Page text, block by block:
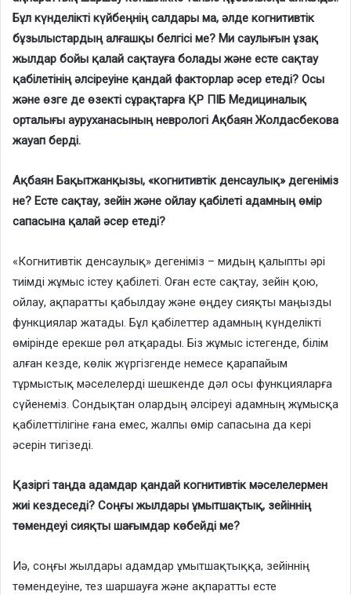
Бұл күнделікті күйбеңнің салдары ма, әлде когнитивтік
бұзылыстардың алғашқы белгісі ме? Ми саулығын ұзақ
жылдар бойы қалай сақтауға болады және есте сақтау
қабілетінің әлсіреуіне қандай факторлар әсер етеді? Осы
және өзге де өзекті сұрақтарға ҚР ПІБ Медициналық
орталығы ауруханасының неврологі Ақбаян Жолдасбекова
жауап берді.
Ақбаян Бақытжанқызы, «когнитивтік денсаулық» дегеніміз
не? Есте сақтау, зейін және ойлау қабілеті адамның өмір
сапасына қалай әсер етеді?
«Когнитивтік денсаулық» дегеніміз – мидың қалыпты әрі
тиімді жұмыс істеу қабілеті. Оған есте сақтау, зейін қою,
ойлау, ақпаратты қабылдау және өңдеу сияқты маңызды
функциялар жатады. Бұл қабілеттер адамның күнделікті
өмірінде ерекше рөл атқарады. Біз жұмыс істегенде, білім
алған кезде, көлік жүргізгенде немесе қарапайым
тұрмыстық мәселелерді шешкенде дәл осы функцияларға
сүйенеміз. Сондықтан олардың әлсіреуі адамның жұмысқа
қабілеттілігіне ғана емес, жалпы өмір сапасына да кері
әсерін тигізеді.
Қазіргі таңда адамдар қандай когнитивтік мәселелермен
жиі кездеседі? Соңғы жылдары ұмытшақтық, зейіннің
төмендеуі сияқты шағымдар көбейді ме?
Иә, соңғы жылдары адамдар ұмытшақтыққа, зейіннің
төмендеуіне, тез шаршауға және ақпаратты есте